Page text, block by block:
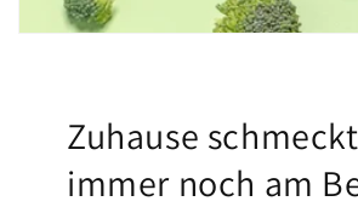
Zuhause
immer noch am